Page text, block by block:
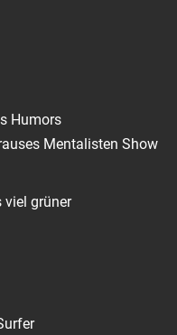
Humors
Mentalisten Show
viel grüner